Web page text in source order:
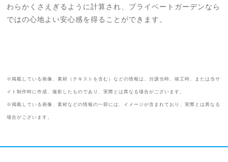
わらかくさえぎるように計算され、プライベートガーデンなら
ではの心地よい安心感を得ることができます。
※掲載している画像、素材（テキストを含む）などの情報は、分譲当時、竣工時、または当サ
イト制作時に作成、撮影したものであり、実際とは異なる場合がございます。
※掲載している画像、素材などの情報の一部には、イメージが含まれており、実際とは異なる
場合がございます。